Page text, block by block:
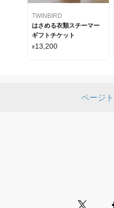
TWINBIRD
はさめる衣類スチーマー
ギフトチケット
¥13,200
ページ